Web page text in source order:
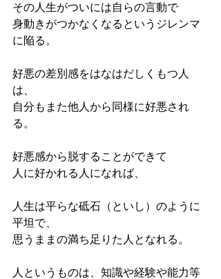
その人生がついには自らの言動で
身動きがつかなくなるというジレンマ
に陥る。
好悪の差別感をはなはだしくもつ人
は、
自分もまた他人から同様に好悪され
る。
好悪感から脱することができて
人に好かれる人になれば、
人生は平らな砥石（といし）のように
平坦で、
思うままの満ち足りた人となれる。
人というものは、知識や経験や能力等